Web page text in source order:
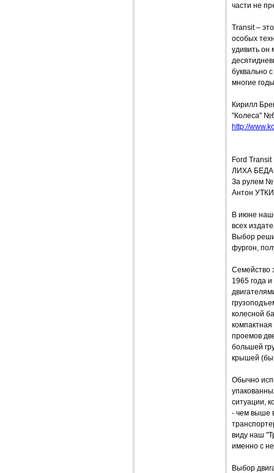
части не
Transit –
особых
удивить он
буквально
многие
Кирилл
"Колеса"
http://
Ford Transit
ЛИХА
За рулем
Антон
В июне
всех
Выбор
фургон,
Семейство
1965 года
колесной
проемов
большей
крышей
Обычно
ситуации,
- чем выше
виду наш
именно с
Выбор